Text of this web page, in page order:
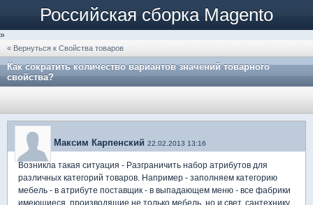
Российская сборка Magento
»
« Вернуться к Свойства товаров
Как сократить количество вариантов значений товарного
свойства?
Максим Карпенский 22.02.2013 13:16
Возникла такая ситуация - Разграничить набор атрибутов для
различных категорий товаров. Например - заполняем категорию
мебель - в атрибуте поставщик - в выпадающем меню - все фабрики
имеющиеся, производящие не только мебель, но и свет, сантехнику,